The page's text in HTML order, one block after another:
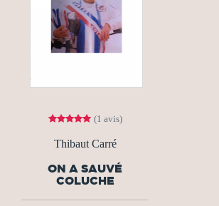
(1 avis)
Thibaut Carré
ON A SAUVÉ
COLUCHE